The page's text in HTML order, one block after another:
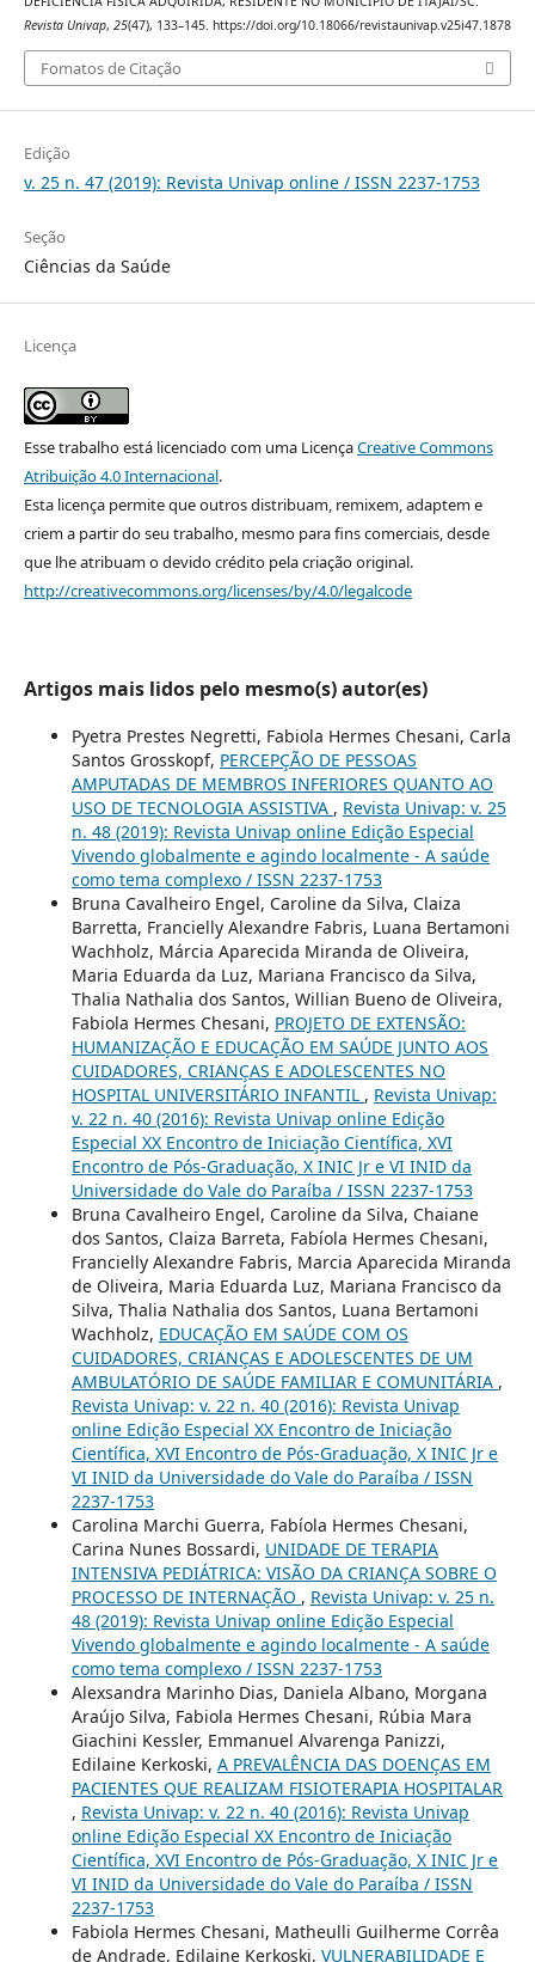
Revista Univap, 25(47), 133–145. https://doi.org/10.18066/revistaunivap.v25i47.1878
Fomatos de Citação
Edição
v. 25 n. 47 (2019): Revista Univap online / ISSN 2237-1753
Seção
Ciências da Saúde
Licença
Esse trabalho está licenciado com uma LicençaCreative Commons
Atribuição 4.0 Internacional.
Esta licença permite que outros distribuam, remixem, adaptem e
criem a partir do seu trabalho, mesmo para fins comerciais, desde
que lhe atribuam o devido crédito pela criação original.
http://creativecommons.org/licenses/by/4.0/legalcode
Artigos mais lidos pelo mesmo(s) autor(es)
Pyetra Prestes Negretti, Fabiola Hermes Chesani, Carla
Santos Grosskopf, PERCEPÇÃO DE PESSOAS
AMPUTADAS DE MEMBROS INFERIORES QUANTO AO
USO DE TECNOLOGIA ASSISTIVA , Revista Univap: v. 25
n. 48 (2019): Revista Univap online Edição Especial
Vivendo globalmente e agindo localmente - A saúde
como tema complexo / ISSN 2237-1753
Bruna Cavalheiro Engel, Caroline da Silva, Claiza
Barretta, Francielly Alexandre Fabris, Luana Bertamoni
Wachholz, Márcia Aparecida Miranda de Oliveira,
Maria Eduarda da Luz, Mariana Francisco da Silva,
Thalia Nathalia dos Santos, Willian Bueno de Oliveira,
Fabiola Hermes Chesani, PROJETO DE EXTENSÃO:
HUMANIZAÇÃO E EDUCAÇÃO EM SAÚDE JUNTO AOS
CUIDADORES, CRIANÇAS E ADOLESCENTES NO
HOSPITAL UNIVERSITÁRIO INFANTIL , Revista Univap:
v. 22 n. 40 (2016): Revista Univap online Edição
Especial XX Encontro de Iniciação Científica, XVI
Encontro de Pós-Graduação, X INIC Jr e VI INID da
Universidade do Vale do Paraíba / ISSN 2237-1753
Bruna Cavalheiro Engel, Caroline da Silva, Chaiane
dos Santos, Claiza Barreta, Fabíola Hermes Chesani,
Francielly Alexandre Fabris, Marcia Aparecida Miranda
de Oliveira, Maria Eduarda Luz, Mariana Francisco da
Silva, Thalia Nathalia dos Santos, Luana Bertamoni
Wachholz, EDUCAÇÃO EM SAÚDE COM OS
CUIDADORES, CRIANÇAS E ADOLESCENTES DE UM
AMBULATÓRIO DE SAÚDE FAMILIAR E COMUNITÁRIA ,
Revista Univap: v. 22 n. 40 (2016): Revista Univap
online Edição Especial XX Encontro de Iniciação
Científica, XVI Encontro de Pós-Graduação, X INIC Jr e
VI INID da Universidade do Vale do Paraíba / ISSN
2237-1753
Carolina Marchi Guerra, Fabíola Hermes Chesani,
Carina Nunes Bossardi, UNIDADE DE TERAPIA
INTENSIVA PEDIÁTRICA: VISÃO DA CRIANÇA SOBRE O
PROCESSO DE INTERNAÇÃO , Revista Univap: v. 25 n.
48 (2019): Revista Univap online Edição Especial
Vivendo globalmente e agindo localmente - A saúde
como tema complexo / ISSN 2237-1753
Alexsandra Marinho Dias, Daniela Albano, Morgana
Araújo Silva, Fabiola Hermes Chesani, Rúbia Mara
Giachini Kessler, Emmanuel Alvarenga Panizzi,
Edilaine Kerkoski, A PREVALÊNCIA DAS DOENÇAS EM
PACIENTES QUE REALIZAM FISIOTERAPIA HOSPITALAR
, Revista Univap: v. 22 n. 40 (2016): Revista Univap
online Edição Especial XX Encontro de Iniciação
Científica, XVI Encontro de Pós-Graduação, X INIC Jr e
VI INID da Universidade do Vale do Paraíba / ISSN
2237-1753
Fabiola Hermes Chesani, Matheulli Guilherme Corrêa
de Andrade, Edilaine Kerkoski, VULNERABILIDADE E